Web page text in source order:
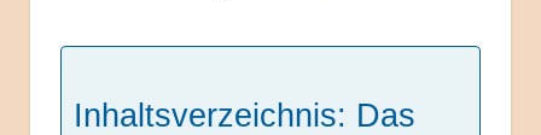
Inhaltsverzeichnis: Das